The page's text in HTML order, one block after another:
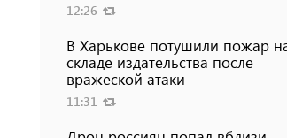
12:26
В Харькове потушили пожар
складе издательства после
вражеской атаки
11:31